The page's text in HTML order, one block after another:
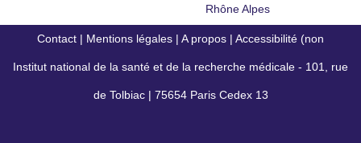
Rhône Alpes
Contact | Mentions légales | A propos | Accessibilité (non
conforme)
Institut national de la santé et de la recherche médicale - 101, rue
de Tolbiac | 75654 Paris Cedex 13